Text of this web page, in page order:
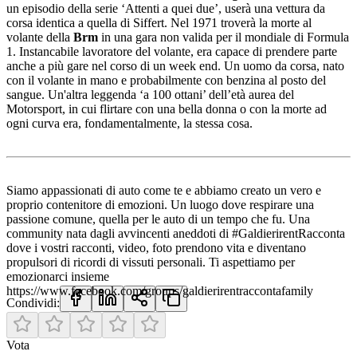
un episodio della serie ‘Attenti a quei due’, userà una vettura da
corsa identica a quella di Siffert. Nel 1971 troverà la morte al
volante della Brm in una gara non valida per il mondiale di Formula
1. Instancabile lavoratore del volante, era capace di prendere parte
anche a più gare nel corso di un week end. Un uomo da corsa, nato
con il volante in mano e probabilmente con benzina al posto del
sangue. Un'altra leggenda ‘a 100 ottani’ dell’età aurea del
Motorsport, in cui flirtare con una bella donna o con la morte ad
ogni curva era, fondamentalmente, la stessa cosa.
Siamo appassionati di auto come te e abbiamo creato un vero e
proprio contenitore di emozioni. Un luogo dove respirare una
passione comune, quella per le auto di un tempo che fu. Una
community nata dagli avvincenti aneddoti di #GaldierirentRacconta
dove i vostri racconti, video, foto prendono vita e diventano
propulsori di ricordi di vissuti personali. Ti aspettiamo per
emozionarci insieme
https://www.facebook.com/groups/galdierirentraccontafamily
Condividi:
Vota